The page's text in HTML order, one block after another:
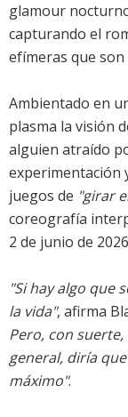
glamour
capturando el
efímeras que son
Ambientado en
plasma la visión
alguien atraído
experimentación
juegos de "girar
coreografía
2 de junio de
"Si hay algo que
la vida", afirma
Pero, con
general, diría
máximo".